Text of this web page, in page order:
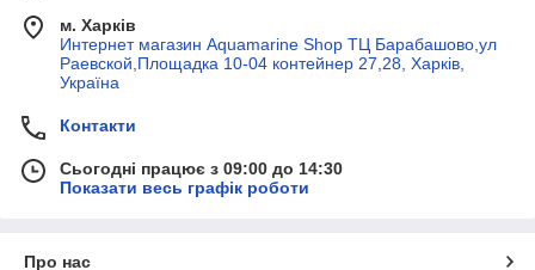
м. Харків
Интернет магазин Aquamarine Shop ТЦ Барабашово,ул
Раевской,Площадка 10-04 контейнер 27,28, Харків,
Україна
Контакти
Сьогодні працює з 09:00 до 14:30
Показати весь графік роботи
Про нас